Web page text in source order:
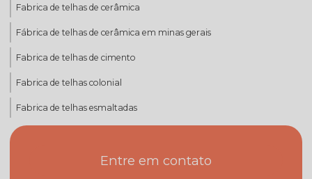
Fabrica de telhas de cerâmica
Fábrica de telhas de cerâmica em minas gerais
Fabrica de telhas de cimento
Fabrica de telhas colonial
Fabrica de telhas esmaltadas
Fabrica de telhas minas geraisEntre em contato